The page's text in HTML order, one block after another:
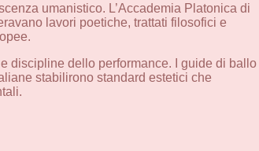
umanistico. L’Accademia Platonica di
lavori poetiche, trattati filosofici e
discipline dello performance. I guide di ballo
stabilirono standard estetici che